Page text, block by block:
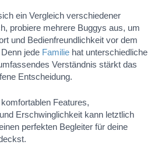
ein Vergleich verschiedener
probiere mehrere Buggys aus, um
und Bedienfreundlichkeit vor dem
jede Familie hat unterschiedliche
Verständnis stärkt das
Entscheidung.
Features,
Erschwinglichkeit kann letztlich
perfekten Begleiter für deine